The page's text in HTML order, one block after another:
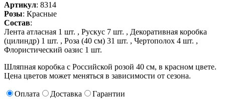
Артикул: 8314
Розы: Красные
Состав:
Лента атласная 1 шт. , Рускус 7 шт. , Декоративная коробка
(цилиндр) 1 шт. , Роза (40 см) 31 шт. , Чертополох 4 шт. ,
Флористический оазис 1 шт.
Шляпная коробка с Российской розой 40 см, в красном цвете.
Цена цветов может меняться в зависимости от сезона.
Оплата Доставка
Гарантии